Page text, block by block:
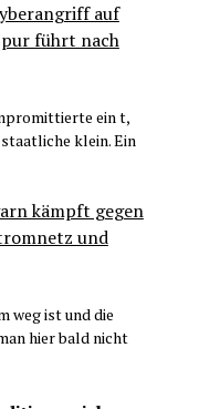
auf
führt nach
ein t,
klein. Ein
kämpft gegen
und
weg ist und die
hier bald nicht